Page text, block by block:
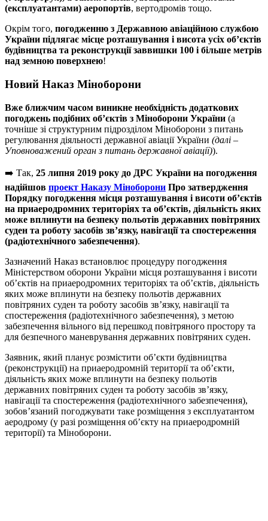
(експлуатантами) аеропортів, вертодромів тощо.
Окрім того, погодженню з Державною авіаційною службою
України підлягає місце розташування і висота усіх об’єктів
будівництва та реконструкції заввишки 100 і більше метрів
над земною поверхнею!
Новий Наказ Міноборони
Вже ближчим часом виникне необхідність додаткових
погоджень подібних об’єктів з Міноборони України (а
точніше зі структурним підрозділом Міноборони з питань
регулювання діяльності державної авіації України (далі –
Уповноважений орган з питань державної авіації)).
➡️ Так, 25 липня 2019 року до ДРС України на погодження
надійшов проект Наказу Міноборони Про затвердження
Порядку погодження місця розташування і висоти об’єктів
на приаеродромних територіях та об’єктів, діяльність яких
може вплинути на безпеку польотів державних повітряних
суден та роботу засобів зв’язку, навігації та спостереження
(радіотехнічного забезпечення).
Зазначений Наказ встановлює процедуру погодження
Міністерством оборони України місця розташування і висоти
об’єктів на приаеродромних територіях та об’єктів, діяльність
яких може вплинути на безпеку польотів державних
повітряних суден та роботу засобів зв’язку, навігації та
спостереження (радіотехнічного забезпечення), з метою
забезпечення вільного від перешкод повітряного простору та
для безпечного маневрування державних повітряних суден.
Заявник, який планує розмістити об’єкти будівництва
(реконструкції) на приаеродромній території та об’єкти,
діяльність яких може вплинути на безпеку польотів
державних повітряних суден та роботу засобів зв’язку,
навігації та спостереження (радіотехнічного забезпечення),
зобов’язаний погоджувати таке розміщення з експлуатантом
аеродрому (у разі розміщення об’єкту на приаеродромній
території) та Міноборони.